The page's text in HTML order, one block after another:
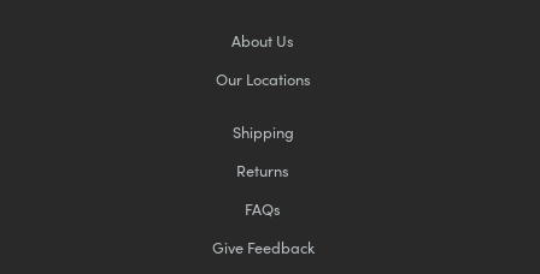
About Us
Our Locations
Shipping
Returns
FAQs
Give Feedback